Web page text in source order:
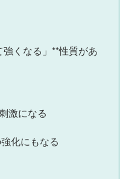
くなる」**性質があ
激になる
化にもなる